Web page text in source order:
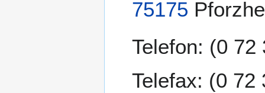
75175
Telefon: (0 72
Telefax: (0 72